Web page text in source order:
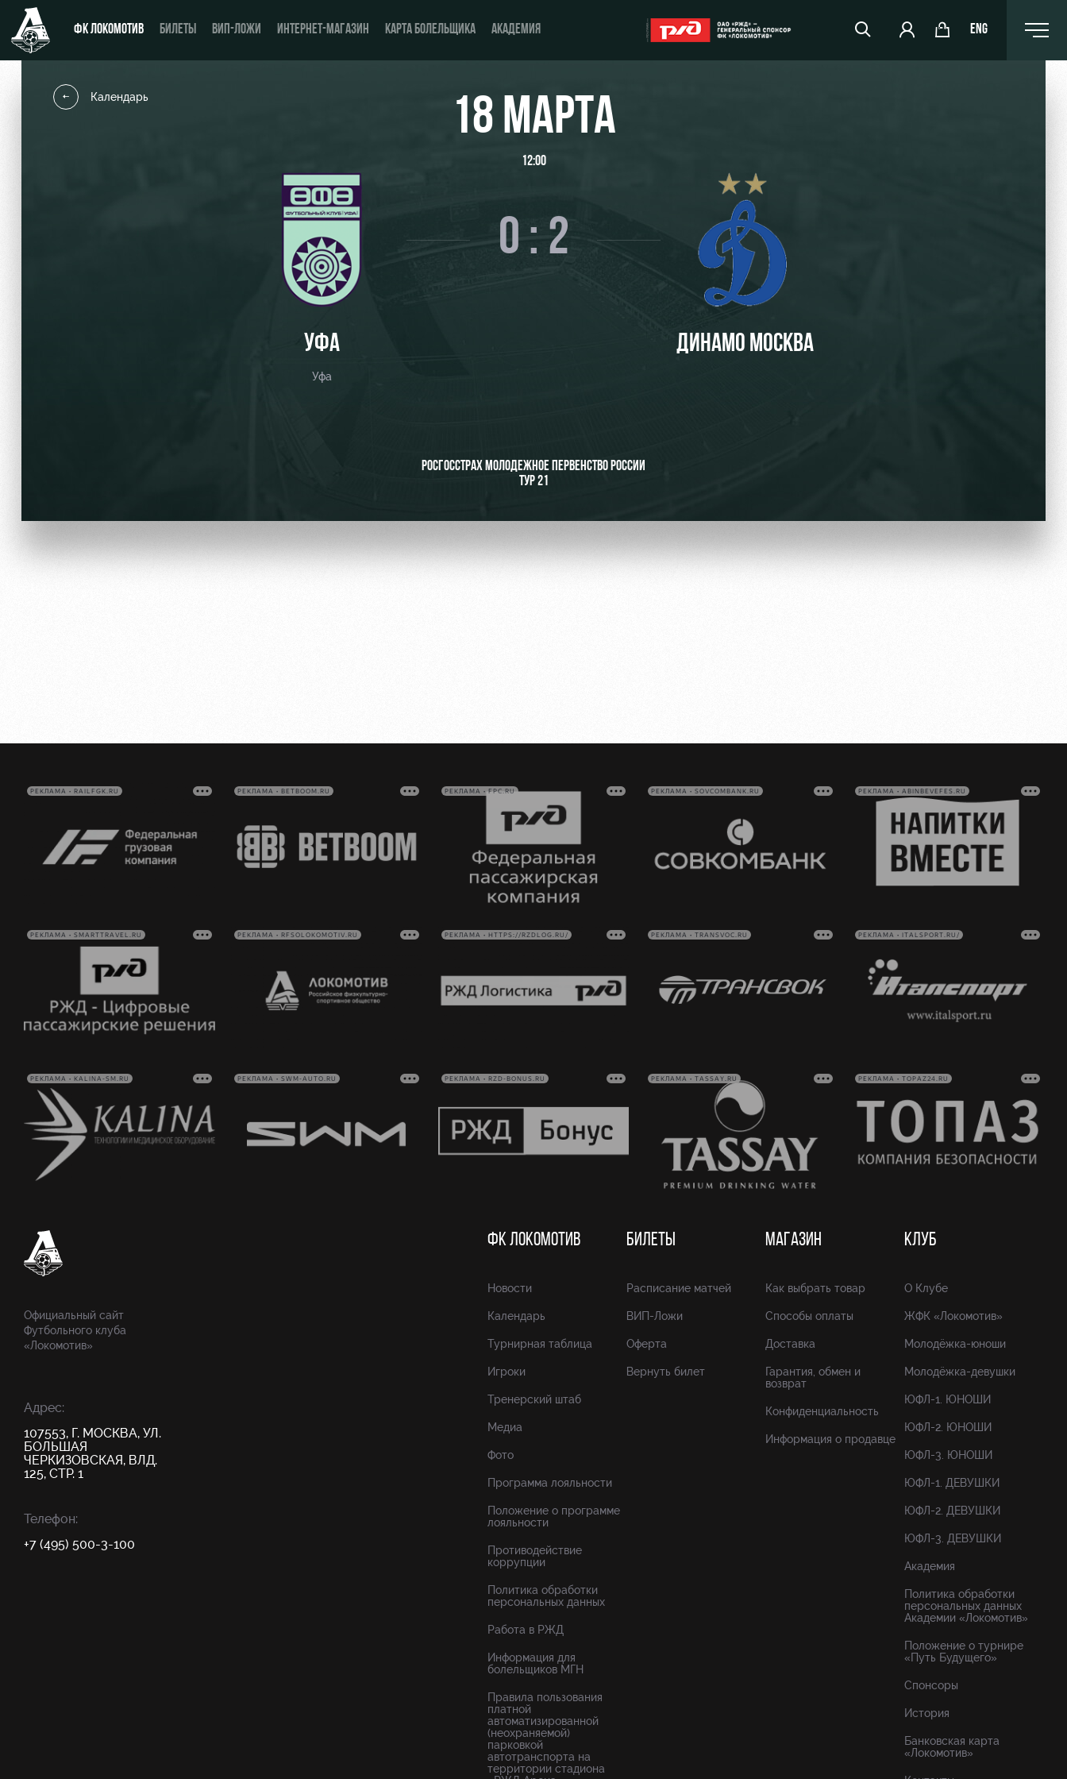
ФК ЛОКОМОТИВ БИЛЕТЫ ВИП-ЛОЖИ ИНТЕРНЕТ-МАГАЗИН КАРТА БОЛЕЛЬЩИКА АКАДЕМИЯ ENG
Купить билет
ВИП-ЛОЖИ
СЕМЕЙНЫЙ СЕКТОР
Места для МГН
Аренда площадей
Ледовый дворец
Академия
Как поступить
Заставки
Парковка
Календарь 18 МАРТА
12:00
УФА
Уфа
0 : 2
ДИНАМО МОСКВА
РОСГОССТРАХ МОЛОДЕЖНОЕ ПЕРВЕНСТВО РОССИИ
ТУР 21
РЕКЛАМА • RAILFGK.RU РЕКЛАМА • BETBOOM.RU РЕКЛАМА • FPC.RU РЕКЛАМА • SOVCOMBANK.RU РЕКЛАМА • ABINBEVEFES.RU
РЕКЛАМА • SMARTTRAVEL.RU РЕКЛАМА • RFSOLOKOMOTIV.RU РЕКЛАМА • HTTPS://RZDLOG.RU/ РЕКЛАМА • TRANSVOC.RU РЕКЛАМА • ITALSPORT.RU/
РЕКЛАМА • KALINA-SM.RU РЕКЛАМА • SWM-AUTO.RU РЕКЛАМА • RZD-BONUS.RU РЕКЛАМА • TASSAY.RU РЕКЛАМА • TOPAZ24.RU
Официальный сайт
Футбольного клуба
«Локомотив»
Адрес:
107553, Г. МОСКВА, УЛ.
БОЛЬШАЯ
ЧЕРКИЗОВСКАЯ, ВЛД.
125, СТР. 1
Телефон:
+7 (495) 500-3-100
ФК ЛОКОМОТИВ
Новости
Календарь
Турнирная таблица
Игроки
Тренерский штаб
Медиа
Фото
Программа лояльности
Положение о программе
лояльности
Противодействие
коррупции
Политика обработки
персональных данных
Работа в РЖД
Информация для
болельщиков МГН
Правила пользования
платной
автоматизированной
(неохраняемой)
парковкой
автотранспорта на
территории стадиона
БИЛЕТЫ
Расписание матчей
ВИП-Ложи
Оферта
Вернуть билет
МАГАЗИН
Как выбрать товар
Способы оплаты
Доставка
Гарантия, обмен и
возврат
Конфиденциальность
Информация о продавце
КЛУБ
О Клубе
ЖФК «Локомотив»
Молодёжка-юноши
Молодёжка-девушки
ЮФЛ-1. ЮНОШИ
ЮФЛ-2. ЮНОШИ
ЮФЛ-3. ЮНОШИ
ЮФЛ-1. ДЕВУШКИ
ЮФЛ-2. ДЕВУШКИ
ЮФЛ-3. ДЕВУШКИ
Академия
Политика обработки
персональных данных
Академии «Локомотив»
Положение о турнире
«Путь Будущего»
Спонсоры
История
Банковская карта
«Локомотив»